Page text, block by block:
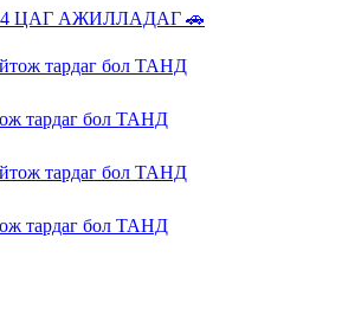
24 ЦАГ АЖИЛЛАДАГ 🚗
тардаг бол ТАНД
тардаг бол ТАНД